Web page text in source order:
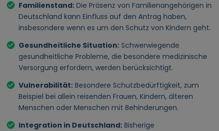
Familienstand: Die Präsenz von Familienangehörigen in
Deutschland kann Einfluss auf den Antrag haben,
insbesondere wenn es um den Schutz von Kindern geht.
Gesundheitliche Situation: Schwerwiegende
gesundheitliche Probleme, die besondere medizinische
Versorgung erfordern, werden berücksichtigt.
Vulnerabilität: Besondere Schutzbedürftigkeit, zum
Beispiel bei allein reisenden Frauen, Kindern, älteren
Menschen oder Menschen mit Behinderungen.
Integration in Deutschland: Bisherige